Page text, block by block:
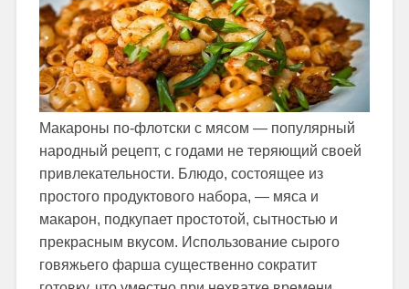
Макароны по-флотски с мясом — популярный
народный рецепт, с годами не теряющий своей
привлекательности. Блюдо, состоящее из
простого продуктового набора, — мяса и
макарон, подкупает простотой, сытностью и
прекрасным вкусом. Использование сырого
говяжьего фарша существенно сократит